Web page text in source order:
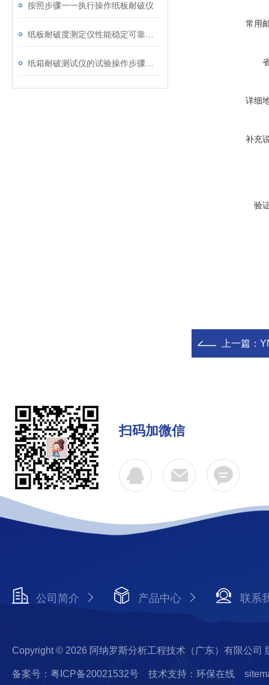
按照步骤一一执行操作纸板耐破仪
常用
详细
补充
验
上一篇：
扫码加微信
公司简介 产品中心 联系
Copyright © 2026 阿纳罗斯分析工程技术（广东）有限公司
备案号：粤ICP备20021532号 技术支持：环保在线